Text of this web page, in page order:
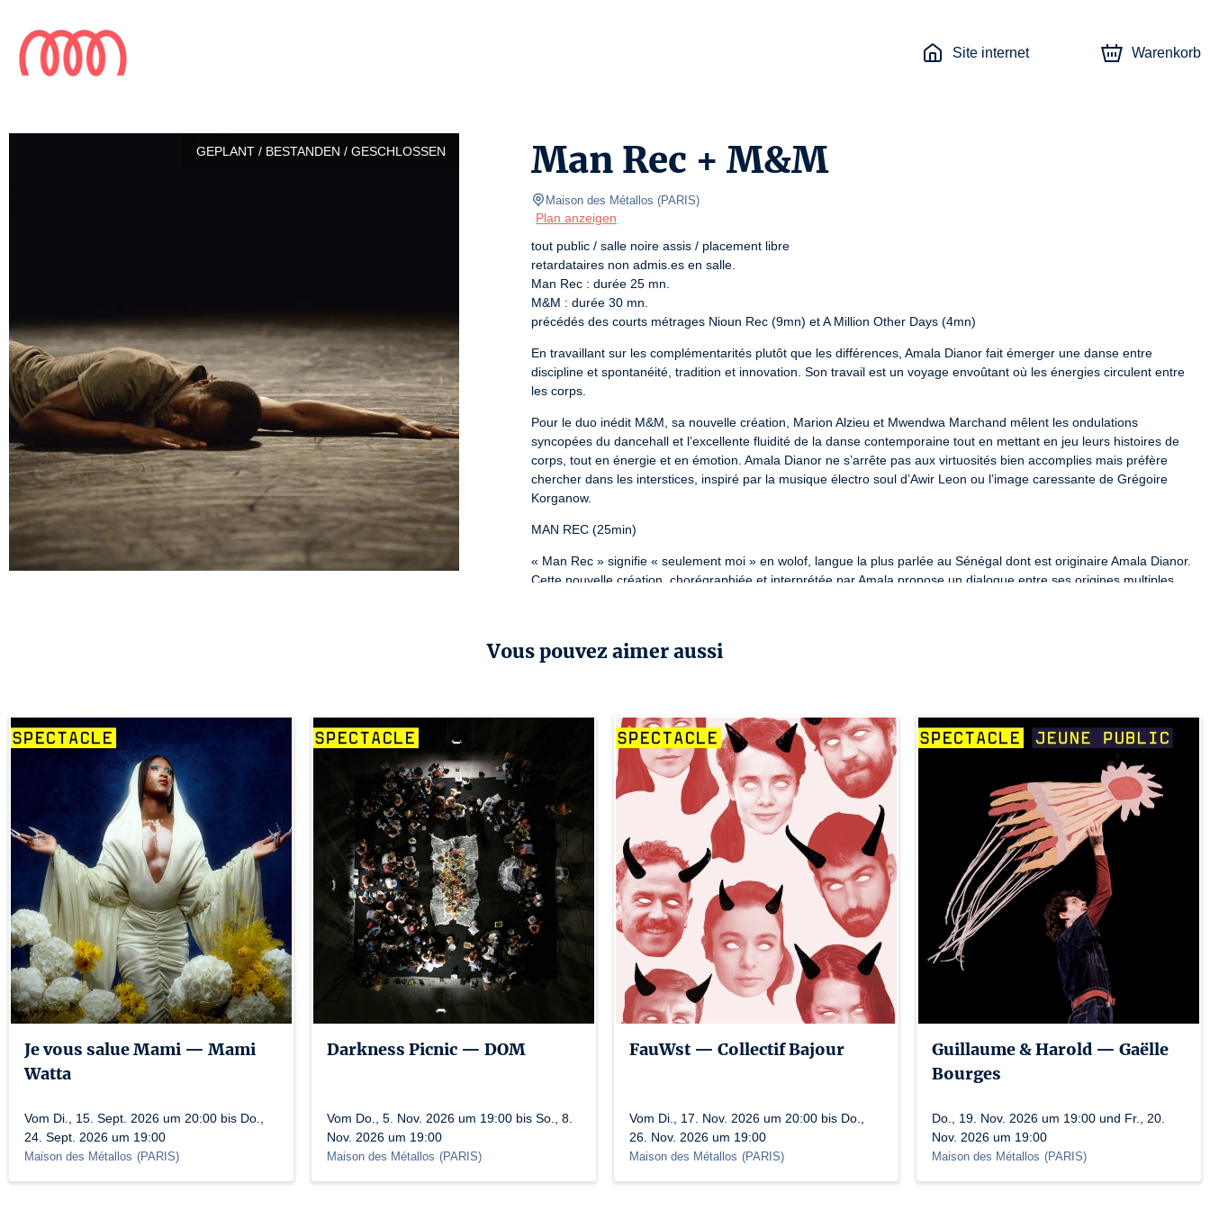
Site internet Warenkorb
GEPLANT / BESTANDEN / GESCHLOSSEN Man Rec + M&M
Maison des Métallos (PARIS)
Plan anzeigen
tout public / salle noire assis / placement libre
retardataires non admis.es en salle.
Man Rec : durée 25 mn.
M&M : durée 30 mn.
précédés des courts métrages Nioun Rec (9mn) et A Million Other Days (4mn)
En travaillant sur les complémentarités plutôt que les différences, Amala Dianor fait émerger une danse entre
discipline et spontanéité, tradition et innovation. Son travail est un voyage envoûtant où les énergies circulent entre
les corps.
Pour le duo inédit M&M, sa nouvelle création, Marion Alzieu et Mwendwa Marchand mêlent les ondulations
syncopées du dancehall et l’excellente fluidité de la danse contemporaine tout en mettant en jeu leurs histoires de
corps, tout en énergie et en émotion. Amala Dianor ne s’arrête pas aux virtuosités bien accomplies mais préfère
chercher dans les interstices, inspiré par la musique électro soul d’Awir Leon ou l’image caressante de Grégoire
Korganow.
MAN REC (25min)
« Man Rec » signifie « seulement moi » en wolof, langue la plus parlée au Sénégal dont est originaire Amala Dianor.
Cette nouvelle création, chorégraphiée et interprétée par Amala propose un dialogue entre ses origines multiples,
» multiples qui se dévoilent de manière brute, qui s’effacent les un après les autres et qui laissent la place à cet autre
« Deux artistes au féminin avec des singularités artistiques très éloignées partagent un espace scénique pour se
rapprocher, s’interroger et peut être se compléter dans les interstices laissés disponibles. L’une, Marion Alzieu, est
danseuse contemporaine avec une solide technique académique et tonique. L’autre, Mwendwa Marchand, dialogue
avec le dancehall, culture urbaine qui vient de Jamaïque, et ses propres codes basés sur la musique riddim et sur le
principe de la répétition. Malgré leurs différences apparentes, ces deux styles de danse trouvent une harmonie
surprenante lorsqu’ils partagent un même espace scénique. La danse contemporaine apporte une structure
rigoureuse, une précision qui contraste magnifiquement avec l’énergie brute et la spontanéité du dancehall. Les
mouvements fluides et abstraits de la danse contemporaine se marient parfaitement avec les rythmes syncopés et
les ondulations du dancehall, créant un dialogue visuel et musical captivant. Dans cette fusion de styles, chaque
danseuse met en jeu sa propre histoire, sa propre identité, enrichissant ainsi la performance d’une multitude de
perspectives. Marion apporte une profondeur émotionnelle et une sophistication technique à la chorégraphie, tandis
que les Mwendwa injecte une énergie contagieuse et une sensualité enivrante dans chaque mouvement. Et tandis
que Marion et Mwendwa explorent les contours de cette union improbable entre leurs virtuosités, elles révèlent la
puissance transformative de la danse, capable de créer des espaces de rencontre qui, une fois ouverts, se
propagent à l’infini.»
Vous pouvez aimer aussi
Je vous salue Mami — Mami
Watta
Vom Di., 15. Sept. 2026 um 20:00 bis Do.,
24. Sept. 2026 um 19:00
Maison des Métallos (PARIS)
Darkness Picnic — DOM
Vom Do., 5. Nov. 2026 um 19:00 bis So., 8.
Nov. 2026 um 19:00
Maison des Métallos (PARIS)
FauWst — Collectif Bajour
Vom Di., 17. Nov. 2026 um 20:00 bis Do.,
26. Nov. 2026 um 19:00
Maison des Métallos (PARIS)
Guillaume & Harold — Gaëlle
Bourges
Do., 19. Nov. 2026 um 19:00 und Fr., 20.
Nov. 2026 um 19:00
Maison des Métallos (PARIS)